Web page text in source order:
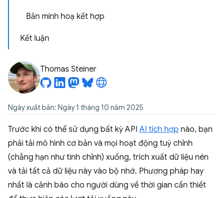
Bản minh hoạ kết hợp
Kết luận
Thomas Steiner
Ngày xuất bản: Ngày 1 tháng 10 năm 2025
Trước khi có thể sử dụng bất kỳ API AI tích hợp nào, bạn
phải tải mô hình cơ bản và mọi hoạt động tuỳ chỉnh
(chẳng hạn như tinh chỉnh) xuống, trích xuất dữ liệu nén
và tải tất cả dữ liệu này vào bộ nhớ. Phương pháp hay
nhất là cảnh báo cho người dùng về thời gian cần thiết